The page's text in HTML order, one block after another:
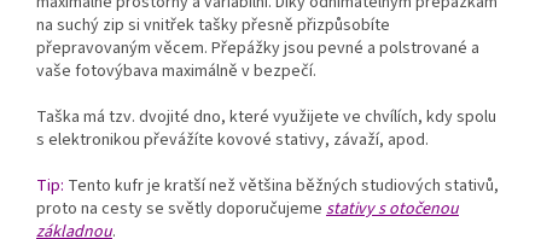
na suchý zip si vnitřek tašky přesně přizpůsobíte
přepravovaným věcem. Přepážky jsou pevné a polstrované a
vaše fotovýbava maximálně v bezpečí.
Taška má tzv. dvojité dno, které využijete ve chvílích, kdy spolu
s elektronikou převážíte kovové stativy, závaží, apod.
Tip: Tento kufr je kratší než většina běžných studiových stativů,
proto na cesty se světly doporučujeme stativy s otočenou
základnou.